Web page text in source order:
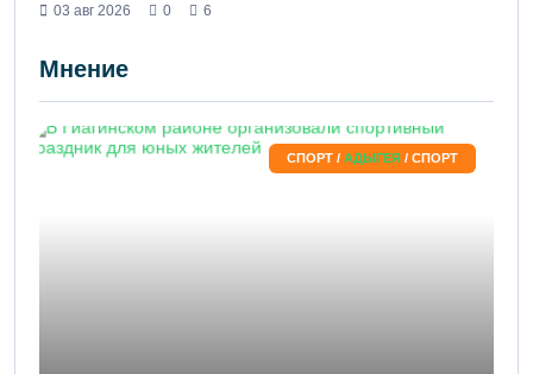
03 авг 2026 0 6
Мнение
СПОРТ / АДЫГЕЯ / СПОРТ